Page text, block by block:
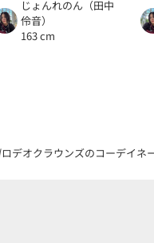
じょんれのん（田中
伶音）
163 cm
ロデオクラウンズのコーデイネ